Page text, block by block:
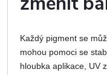
Každý pigment se
mohou pomoci se
hloubka aplikace, UV